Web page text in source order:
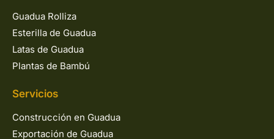
Guadua Rolliza
Esterilla de Guadua
Latas de Guadua
Plantas de Bambú
Servicios
Construcción en Guadua
Exportación de Guadua